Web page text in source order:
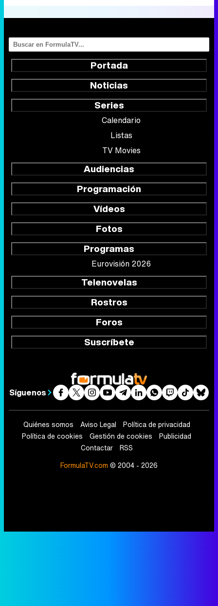
Portada
Noticias
Series
Calendario
Listas
TV Movies
Audiencias
Programación
Vídeos
Fotos
Programas
Eurovisión 2026
Telenovelas
Rostros
Foros
Suscríbete
Síguenos
Quiénes somos Aviso Legal
Política de privacidad
Política de cookies
Gestión de cookies
Publicidad
Contactar
RSS
FormulaTV.com © 2004 - 2026